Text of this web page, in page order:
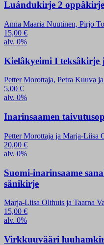
Luándukirje 2 oppâkirje
Anna Maaria Nuutinen, Pirjo
15,00 €
alv. 0%
Kielâkyeimi I teksâkirje
Petter Morottaja, Petra Kuuva
5,00 €
alv. 0%
Inarinsaamen
Petter Morottaja ja Marja-Liisa
20,00 €
alv. 0%
Suomi-inarinsaame
sänikirje
Marja-Liisa Olthuis ja Taarna
15,00 €
alv. 0%
Virkkuuvääri